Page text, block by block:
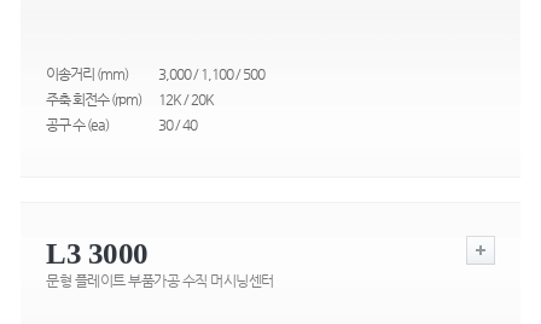
이송거리 (mm)
3,000 / 1,100 / 500
주축 회전수 (rpm)
12K / 20K
공구 수 (ea)
30 / 40
L3 3000
문형 플레이트 부품가공 수직 머시닝센터